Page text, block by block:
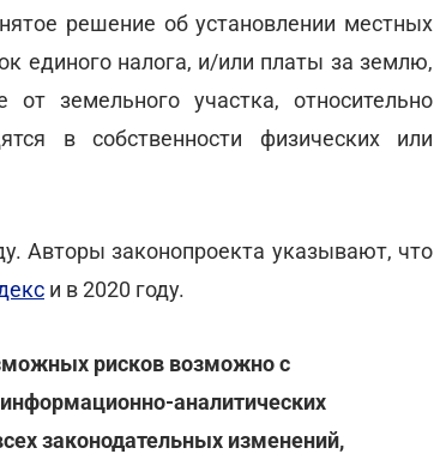
решение об установлении местных
единого налога, и/или платы за землю,
земельного участка, относительно
в собственности физических или
Авторы законопроекта указывают, что
и в 2020 году.
рисков возможно с
аналитических
законодательных изменений,